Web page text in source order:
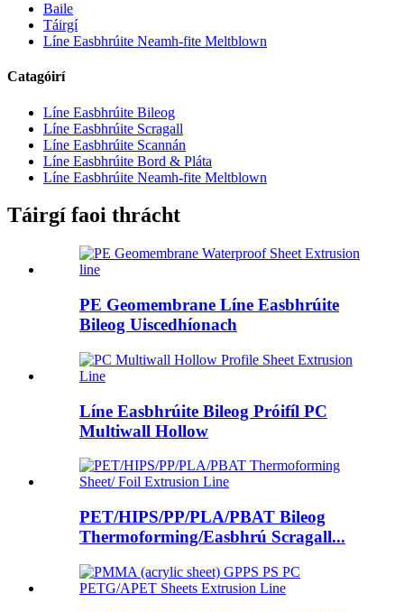
Baile
Táirgí
Líne Easbhrúite Neamh-fite Meltblown
Catagóirí
Líne Easbhrúite Bileog
Líne Easbhrúite Scragall
Líne Easbhrúite Scannán
Líne Easbhrúite Bord & Pláta
Líne Easbhrúite Neamh-fite Meltblown
Táirgí faoi thrácht
PE Geomembrane Líne Easbhrúite
Bileog Uiscedhíonach
Líne Easbhrúite Bileog Próifíl PC
Multiwall Hollow
PET/HIPS/PP/PLA/PBAT Bileog
Thermoforming/Easbhrú Scragall...